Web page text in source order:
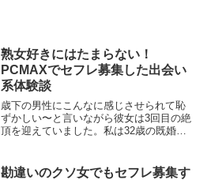
熟女好きにはたまらない！
PCMAXでセフレ募集した出会い
系体験談
歳下の男性にこんなに感じさせられて恥
ずかしい〜と言いながら彼女は3回目の絶
頂を迎えていました。私は32歳の既婚男
系サイトに登録しました。
勘違いのクソ女でもセフレ募集す